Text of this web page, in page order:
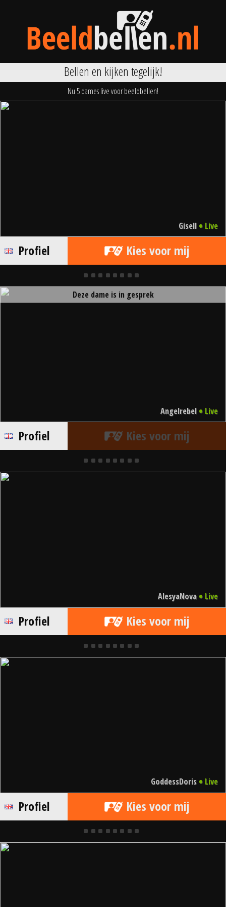
Bellen en kijken tegelijk!
Nu 5 dames live voor beeldbellen!
Gisell • Live
Profiel Kies voor mij
Angelrebel • Live
Deze dame is in gesprek
Profiel Kies voor mij
AlesyaNova • Live
Profiel Kies voor mij
GoddessDoris • Live
Profiel Kies voor mij